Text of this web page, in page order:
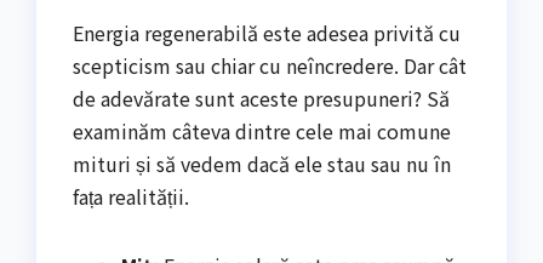
Energia regenerabilă este adesea privită cu
scepticism sau chiar cu neîncredere. Dar cât
de adevărate sunt aceste presupuneri? Să
examinăm câteva dintre cele mai comune
mituri și să vedem dacă ele stau sau nu în
fața realității.